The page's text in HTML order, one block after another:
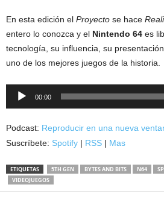
En esta edición el Proyecto se hace
entero lo conozca y el Nintendo 64 es
tecnología, su influencia, su
uno de los mejores juegos de la historia.
Reproductor
00:00
Podcast: Reproducir en una nueva
Suscríbete: Spotify | RSS | Mas
ETIQUETAS 5TH GEN BYTES AND BITS N64
VIDEOJUEGOS